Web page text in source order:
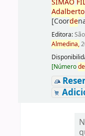
SIMÃO
Adalberto
[Coorde
Editora:
Almedina,
[Númerode